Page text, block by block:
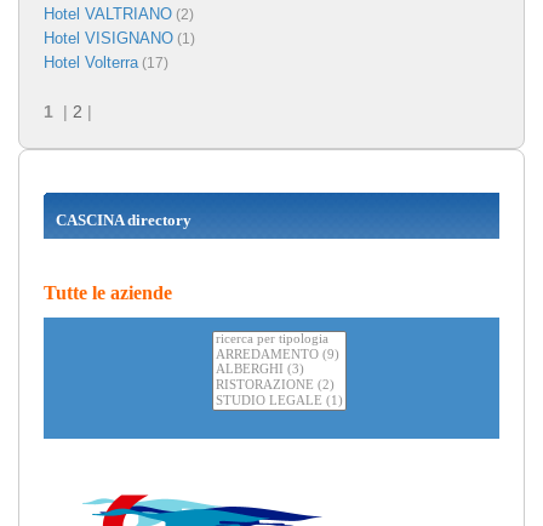
Hotel VALTRIANO (2)
Hotel VISIGNANO (1)
Hotel Volterra(17)
1 | 2 |
CASCINA directory
Tutte le aziende